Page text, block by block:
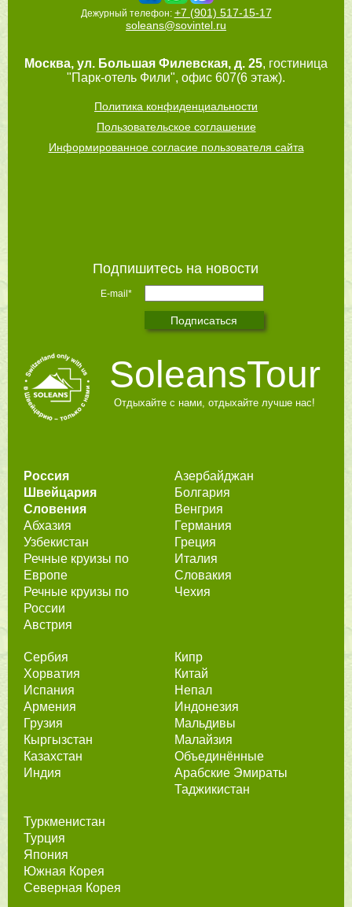
Дежурный телефон: +7 (901) 517-15-17
soleans@sovintel.ru
Москва, ул. Большая Филевская, д. 25, гостиница
"Парк-отель Фили", офис 607(6 этаж).
Политика конфиденциальности
Пользовательское соглашение
Информированное согласие пользователя сайта
Подпишитесь на новости
E-mail*
SoleansTour
Отдыхайте с нами, отдыхайте лучше нас!
Россия
Швейцария
Словения
Абхазия
Узбекистан
Речные круизы по
Европе
Речные круизы по
России
Австрия
Азербайджан
Болгария
Венгрия
Германия
Греция
Италия
Словакия
Чехия
Сербия
Хорватия
Испания
Армения
Грузия
Кыргызстан
Казахстан
Индия
Кипр
Китай
Непал
Индонезия
Мальдивы
Малайзия
Объединённые
Арабские Эмираты
Таджикистан
Туркменистан
Турция
Япония
Южная Корея
Северная Корея